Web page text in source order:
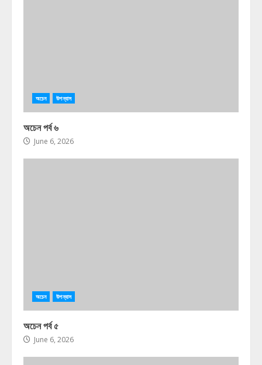
অচেন উপন্যাস
অচেন পর্ব ৬
June 6, 2026
অচেন উপন্যাস
অচেন পর্ব ৫
June 6, 2026